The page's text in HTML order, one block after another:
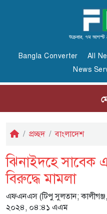
শুক্রবার, ৭ম আগস্ট
Bangla Converter All
News
প্রচ্ছদ বাংলাদেশ
ঝিনাইদহে
বিরুদ্ধে মামলা
এফএনএস (টিপু সুলতান;
২০২৪, ০৪:৪১ এএম